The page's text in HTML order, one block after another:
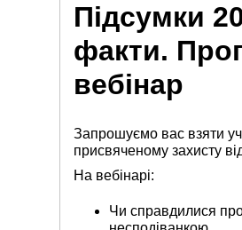
Підсумки
факти.
вебінар
Запрошуємо вас взяти
присвяченому захисту
На вебінарі:
Чи справдилися